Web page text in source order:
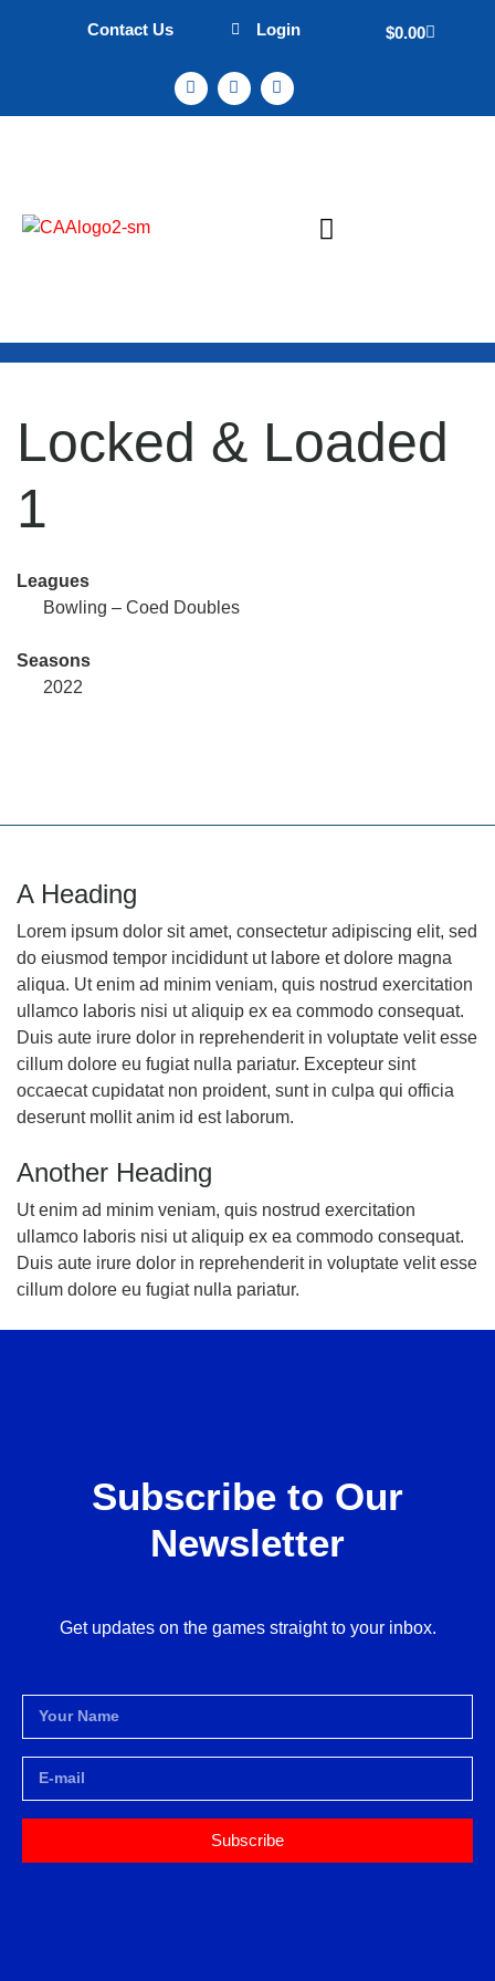
Contact Us Login $0.00
Locked & Loaded
1
Leagues
Bowling – Coed Doubles
Seasons
2022
A Heading
Lorem ipsum dolor sit amet, consectetur adipiscing elit, sed
do eiusmod tempor incididunt ut labore et dolore magna
aliqua. Ut enim ad minim veniam, quis nostrud exercitation
ullamco laboris nisi ut aliquip ex ea commodo consequat.
Duis aute irure dolor in reprehenderit in voluptate velit esse
cillum dolore eu fugiat nulla pariatur. Excepteur sint
occaecat cupidatat non proident, sunt in culpa qui officia
deserunt mollit anim id est laborum.
Another Heading
Ut enim ad minim veniam, quis nostrud exercitation
ullamco laboris nisi ut aliquip ex ea commodo consequat.
Duis aute irure dolor in reprehenderit in voluptate velit esse
cillum dolore eu fugiat nulla pariatur.
Subscribe to Our
Newsletter
Get updates on the games straight to your inbox.
Subscribe